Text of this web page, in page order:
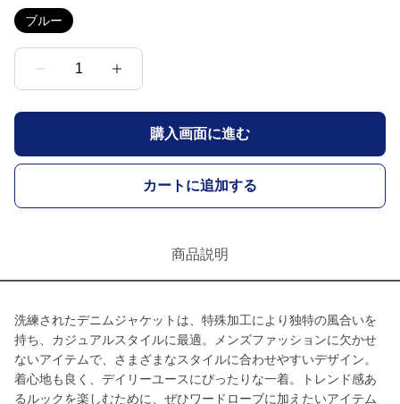
ブルー
1
購入画面に進む
カートに追加する
商品説明
洗練されたデニムジャケットは、特殊加工により独特の風合いを
持ち、カジュアルスタイルに最適。メンズファッションに欠かせ
ないアイテムで、さまざまなスタイルに合わせやすいデザイン。
着心地も良く、デイリーユースにぴったりな一着。トレンド感あ
るルックを楽しむために、ぜひワードローブに加えたいアイテム